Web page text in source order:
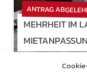
ANTRAG
MEHRHEIT IM